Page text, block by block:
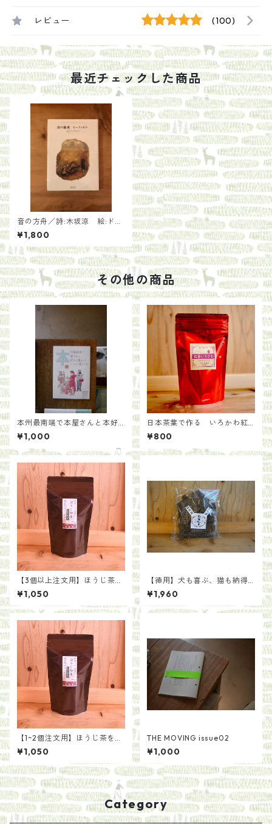
レビュー (100)
最近チェックした商品
音の方舟／詩:木坂涼 絵:ドミ
トリー・テーレホフ 跋アー
サー・ビナード
¥1,800
その他の商品
本州最南端で本屋さんと本好
きが集まって本について考え
たら/紀伊半島ブックマルシェ
実行委員たち
¥1,000
日本茶葉で作る いろかわ紅
茶(50g)
¥800
【3個以上注文用】ほうじ茶を
手軽に ほうじ粉茶ティーバ
ッグ（5g×20袋）
¥1,050
【徳用】犬も喜ぶ、猫も納得
の鹿まんま[種類いろいろ]
¥1,960
【1~2個注文用】ほうじ茶を手
軽に ほうじ粉茶ティーバッ
グ（5g×20袋）
¥1,050
THE MOVING issue02
¥1,000
Category